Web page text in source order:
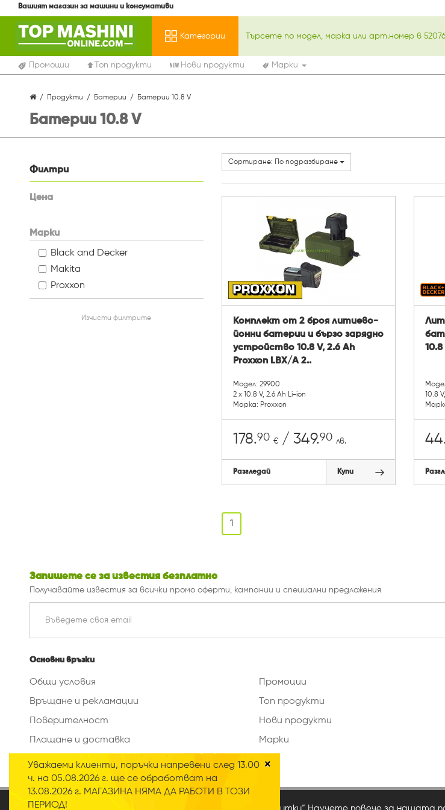
×
Уважаеми клиенти, поръчки напревени след 13.00
ч. на 05.08.2026 г. ще се обработват на
13.08.2026 г. МАГАЗИНА НЯМА ДА РАБОТИ В ТОЗИ
ПЕРИОД!
Вашият магазин за машини и консумативи
Категории
Промоции Топ продукти Нови продукти Марки
Продукти Батерии Батерии 10.8 V
Батерии 10.8 V
Филтри
Цена
Марки
Black and Decker
Makita
Proxxon
Изчисти филтрите
Сортиране: По подразбиране
Комплект от 2 броя литиево-
йонни батерии и бързо зарядно
устройство 10.8 V, 2.6 Ah
Proxxon LBX/A 2..
Модел: 29900
2 х 10.8 V, 2.6 Ah Li-ion
Марка: Proxxon
178.90 €/ 349.90 лв.
Разгледай Купи
10.8
10.8
1
Запишете се за известия безплатно
Получавайте известия за всички промо оферти, кампании и специални предложения
Основни връзки
Общи условия
Връщане и рекламации
Поверителност
Плащане и доставка
Изтриване на данни
Промоции
Топ продукти
Нови продукти
Марки
2020 © Всички права запазени
Нашият онлайн магазин използва така наречените „Бисквитки“ Научете повече за нашата